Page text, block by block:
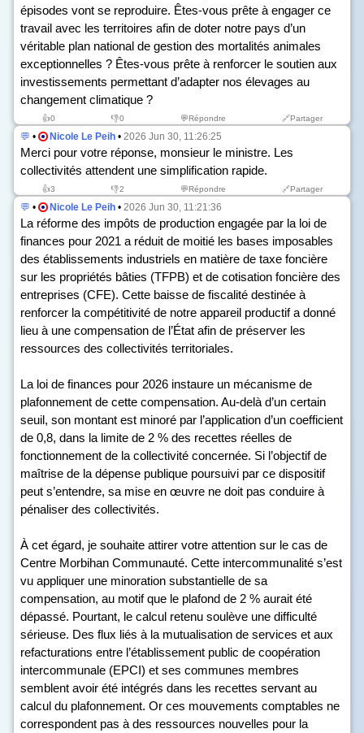
épisodes vont se reproduire. Êtes-vous prête à engager ce
travail avec les territoires afin de doter notre pays d’un
véritable plan national de gestion des mortalités animales
exceptionnelles ? Êtes-vous prête à renforcer le soutien aux
investissements permettant d’adapter nos élevages au
changement climatique ?
👍0 👎0 💬Répondre 🔗Partager
💬 • Nicole Le Peih • 2026 Jun 30, 11:26:25
Merci pour votre réponse, monsieur le ministre. Les
collectivités attendent une simplification rapide.
👍3 👎2 💬Répondre 🔗Partager
💬 • Nicole Le Peih • 2026 Jun 30, 11:21:36
La réforme des impôts de production engagée par la loi de
finances pour 2021 a réduit de moitié les bases imposables
des établissements industriels en matière de taxe foncière
sur les propriétés bâties (TFPB) et de cotisation foncière des
entreprises (CFE). Cette baisse de fiscalité destinée à
renforcer la compétitivité de notre appareil productif a donné
lieu à une compensation de l’État afin de préserver les
ressources des collectivités territoriales.
La loi de finances pour 2026 instaure un mécanisme de
plafonnement de cette compensation. Au-delà d’un certain
seuil, son montant est minoré par l’application d’un coefficient
de 0,8, dans la limite de 2 % des recettes réelles de
fonctionnement de la collectivité concernée. Si l’objectif de
maîtrise de la dépense publique poursuivi par ce dispositif
peut s’entendre, sa mise en œuvre ne doit pas conduire à
pénaliser des collectivités.
À cet égard, je souhaite attirer votre attention sur le cas de
Centre Morbihan Communauté. Cette intercommunalité s’est
vu appliquer une minoration substantielle de sa
compensation, au motif que le plafond de 2 % aurait été
dépassé. Pourtant, le calcul retenu soulève une difficulté
sérieuse. Des flux liés à la mutualisation de services et aux
refacturations entre l’établissement public de coopération
intercommunale (EPCI) et ses communes membres
semblent avoir été intégrés dans les recettes servant au
calcul du plafonnement. Or ces mouvements comptables ne
correspondent pas à des ressources nouvelles pour la